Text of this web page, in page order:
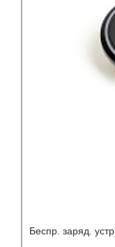
Беспр. заряд.